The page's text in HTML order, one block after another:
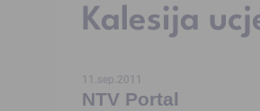
Kalesija
11.sep.2011
NTV Portal